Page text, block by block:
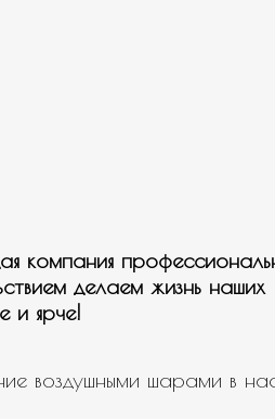
компания
делаем жизнь наших
и ярче!
воздушными шарами в